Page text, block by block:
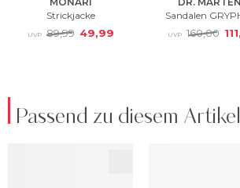
Passend zu diesem Artikel